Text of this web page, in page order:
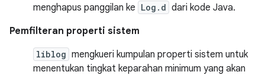
menghapus panggilan ke Log.d dari kode Java.
Pemfilteran properti sistem
liblog mengkueri kumpulan properti sistem untuk
menentukan tingkat keparahan minimum yang akan